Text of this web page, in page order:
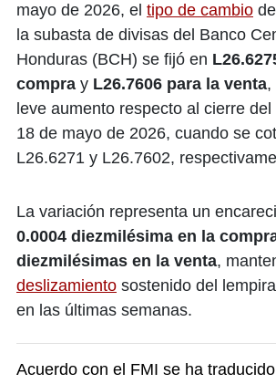
mayo de 2026, el tipo de cambio
la subasta de divisas del Banco
Honduras (BCH) se fijó en
compra y L26.7606 para la venta,
leve aumento respecto al cierre
18 de mayo de 2026, cuando se
L26.6271 y L26.7602,
La variación representa un
0.0004 diezmilésima en la
diezmilésimas en la venta,
deslizamiento sostenido del
en las últimas semanas.
Acuerdo con el FMI se ha